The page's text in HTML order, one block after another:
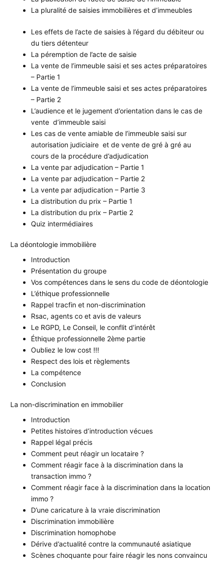
La pluralité de saisies immobilières et d’immeubles
Les effets de l’acte de saisies à l’égard du débiteur ou
du tiers détenteur
La péremption de l’acte de saisie
La vente de l’immeuble saisi et ses actes préparatoires
– Partie 1
La vente de l’immeuble saisi et ses actes préparatoires
– Partie 2
L’audience et le jugement d’orientation dans le cas de
vente d’immeuble saisi
Les cas de vente amiable de l’immeuble saisi sur
autorisation judiciaire et de vente de gré à gré au
cours de la procédure d’adjudication
La vente par adjudication – Partie 1
La vente par adjudication – Partie 2
La vente par adjudication – Partie 3
La distribution du prix – Partie 1
La distribution du prix – Partie 2
Quiz intermédiaires
La déontologie immobilière
Introduction
Présentation du groupe
Vos compétences dans le sens du code de déontologie
L’éthique professionnelle
Rappel tracfin et non-discrimination
Rsac, agents co et avis de valeurs
Le RGPD, Le Conseil, le conflit d’intérêt
Éthique professionnelle 2ème partie
Oubliez le low cost !!!
Respect des lois et règlements
La compétence
Conclusion
La non-discrimination en immobilier
Introduction
Petites histoires d’introduction vécues
Rappel légal précis
Comment peut réagir un locataire ?
Comment réagir face à la discrimination dans la
transaction immo ?
Comment réagir face à la discrimination dans la location
immo ?
D’une caricature à la vraie discrimination
Discrimination immobilière
Discrimination homophobe
Dérive d’actualité contre la communauté asiatique
Scènes choquante pour faire réagir les nons convaincu